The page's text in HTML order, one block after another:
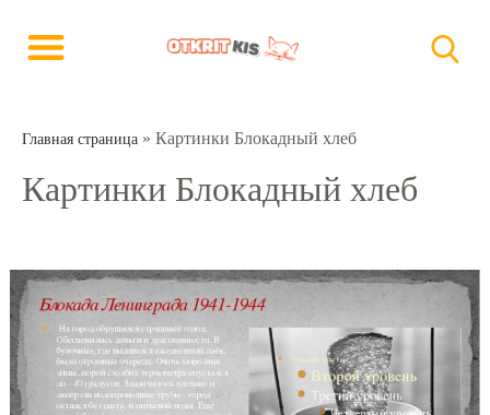
Главная страница » Картинки Блокадный хлеб
Картинки Блокадный хлеб